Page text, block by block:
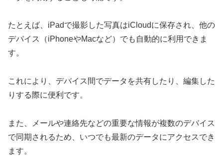
たとえば、iPadで撮影した写真はiCloudに保存され、他の
デバイス（iPhoneやMacなど）でも自動的に利用できま
す。
これにより、デバイス間でデータを共有したり、編集した
りする際に便利です。
また、メールや連絡先などの重要な情報が複数のデバイス
で同期されるため、いつでも最新のデータにアクセスでき
ます。